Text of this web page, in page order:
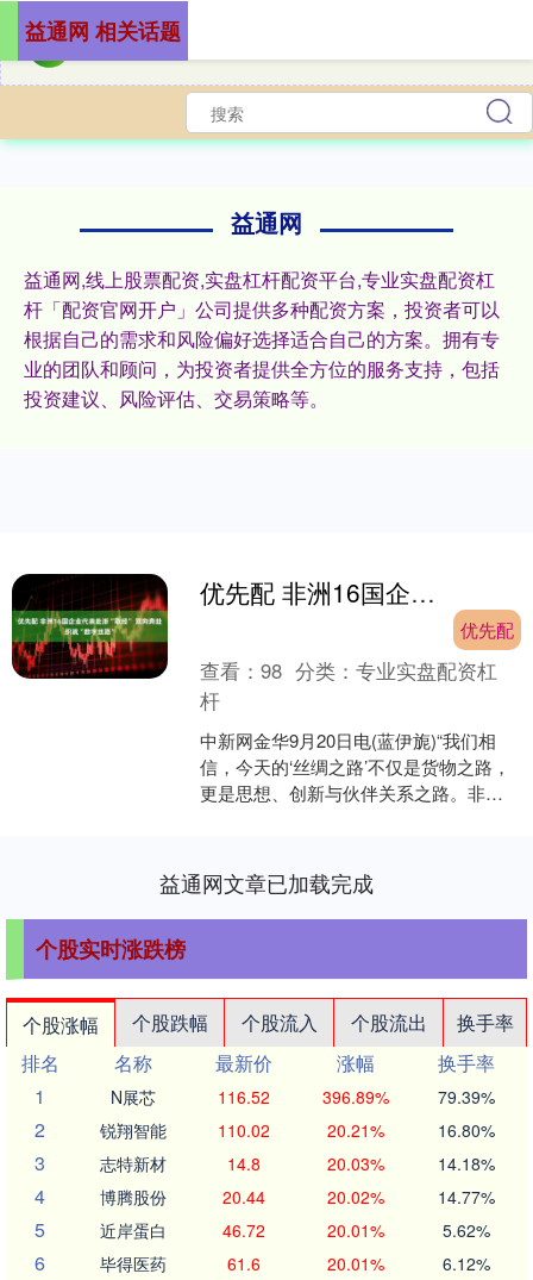
益通网
益通网,线上股票配资,实盘杠杆配资平台,专业实盘配资杠
杆「配资官网开户」公司提供多种配资方案，投资者可以
根据自己的需求和风险偏好选择适合自己的方案。拥有专
业的团队和顾问，为投资者提供全方位的服务支持，包括
投资建议、风险评估、交易策略等。
益通网 相关话题
优先配 非洲16国企业代表赴浙“取经” 双向奔赴织就“数字丝路”
优先配
查看：98 分类：专业实盘配资杠
杆
中新网金华9月20日电(蓝伊旎)“我们相
信，今天的‘丝绸之路’不仅是货物之路，
更是思想、创新与伙伴关系之路。非中
益通网文章已加载完成
个股实时涨跌榜
个股涨幅 个股跌幅 个股流入 个股流出
换手率
排名
名称 最新价 涨幅
换手率
1
N展芯 116.52 396.89% 79.39%
2 锐翔智能 110.02 20.21% 16.80%
3 志特新材 14.8 20.03% 14.18%
4 博腾股份 20.44 20.02% 14.77%
5 近岸蛋白 46.72 20.01% 5.62%
6 毕得医药 61.6 20.01% 6.12%